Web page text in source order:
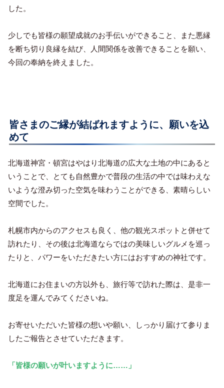
した。
少しでも皆様の願望成就のお手伝いができること、また悪縁
を断ち切り良縁を結び、人間関係を改善できることを願い、
今回の奉納を終えました。
皆さまのご縁が結ばれますように、願いを込
めて
北海道神宮・頓宮はやはり北海道の広大な土地の中にあると
いうことで、とても自然豊かで普段の生活の中では味わえな
いような澄み切った空気を味わうことができる、素晴らしい
空間でした。
札幌市内からのアクセスも良く、他の観光スポットと併せて
訪れたり、その後は北海道ならではの美味しいグルメを巡っ
たりと、パワーをいただきたい方にはおすすめの神社です。
北海道にお住まいの方以外も、旅行等で訪れた際は、是非一
度足を運んでみてくださいね。
お寄せいただいた皆様の想いや願い、しっかり届けて参りま
したご報告とさせていただきます。
「皆様の願いが叶いますように……」